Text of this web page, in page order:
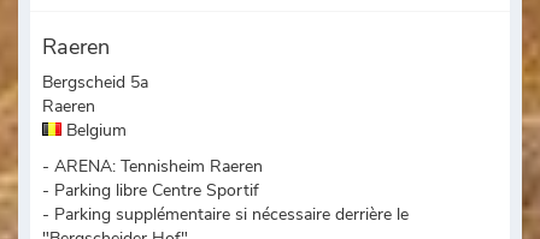
Raeren
Bergscheid 5a
Raeren
Belgium
- ARENA: Tennisheim Raeren
- Parking libre Centre Sportif
- Parking supplémentaire si nécessaire derrière le